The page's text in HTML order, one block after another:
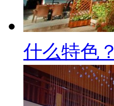
什么特色？